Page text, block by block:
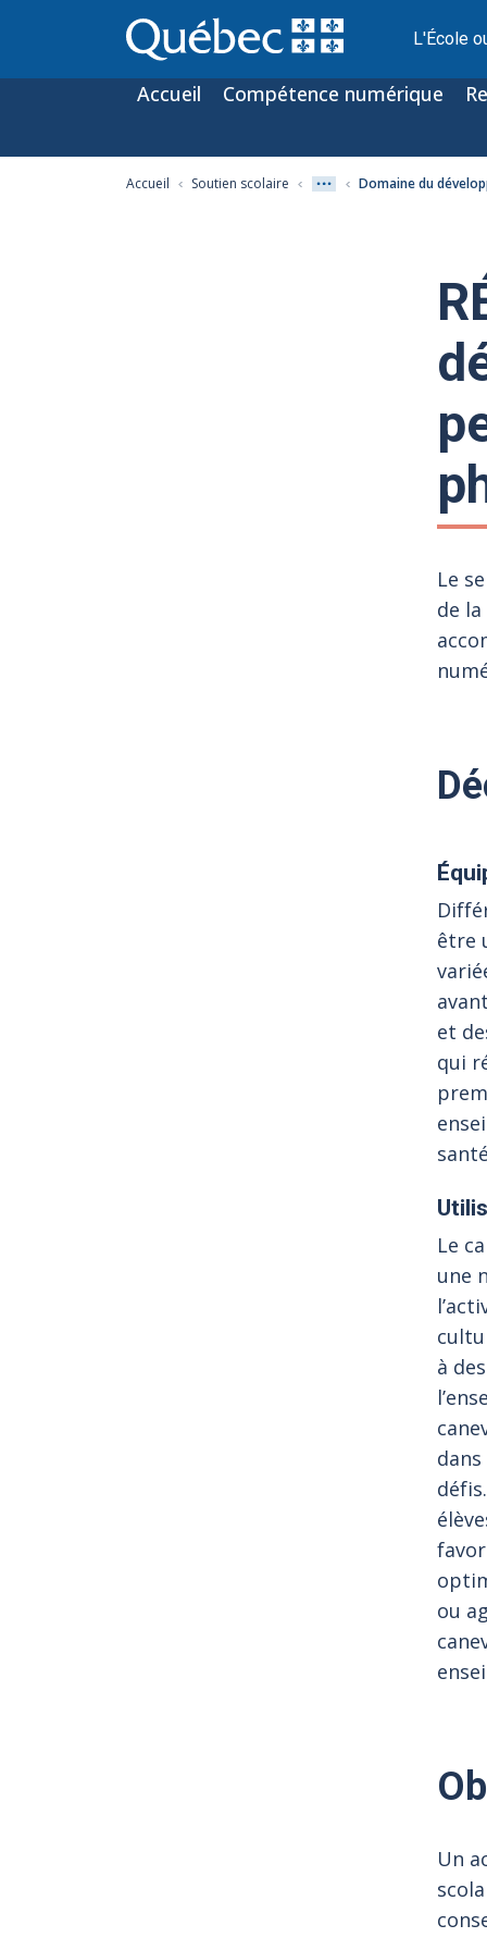
L'École
Accueil Compétence numérique
Accueil Soutien scolaire Domaine du
Le
de
être
et
qui
Le
une
à
ou
Un